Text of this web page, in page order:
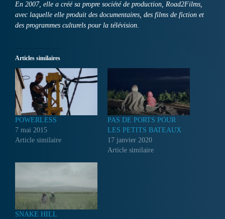
En 2007, elle a créé sa propre société de production, Road2Films,
avec laquelle elle produit des documentaires, des films de fiction et
des programmes culturels pour la télévision.
Articles similaires
POWERLESS
7 mai 2015
Article similaire
PAS DE PORTS POUR
LES PETITS BATEAUX
17 janvier 2020
Article similaire
SNAKE HILL